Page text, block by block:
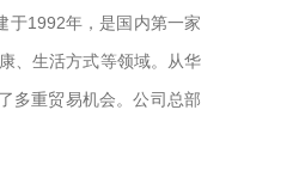
于1992年，是国内第一家
、生活方式等领域。从华
多重贸易机会。公司总部